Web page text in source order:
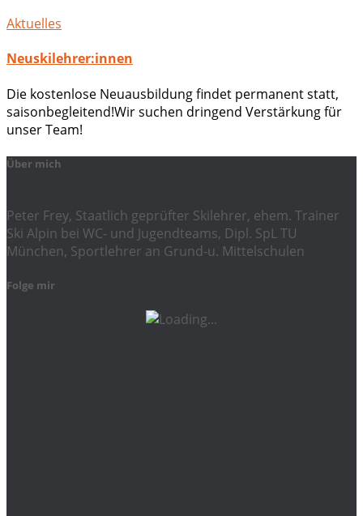
Aktuelles
Neuskilehrer:innen
Die kostenlose Neuausbildung findet permanent statt,
saisonbegleitend!Wir suchen dringend Verstärkung für
unser Team!
Über mich
Peter Frey, Staatlich geprüfter Skilehrer, ehem. Trainer
Ski Alpin bei WC- und Jugendteams, Dipl. SpL TU
München, Sportlehrer an Grund-u. Mittelschulen
Folge mir